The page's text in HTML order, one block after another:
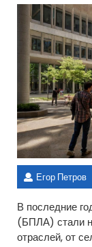
Егор Петров
В последние
(БПЛА) стали
отраслей, от